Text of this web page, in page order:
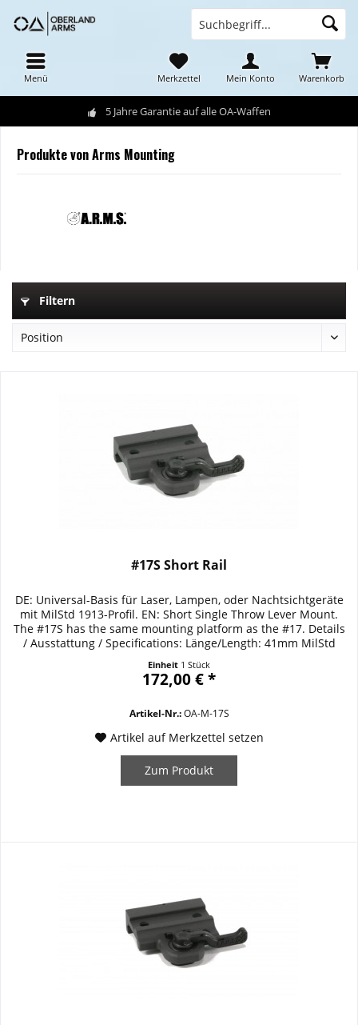
5 Jahre Garantie auf alle OA-Waffen
Menü Warenkorb
Merkzettel Mein Konto
Produkte von Arms Mounting
Filtern
#17S Short Rail
DE: Universal-Basis für Laser, Lampen, oder Nachtsichtgeräte
mit MilStd 1913-Profil. EN: Short Single Throw Lever Mount.
The #17S has the same mounting platform as the #17. Details
/ Ausstattung / Specifications: Länge/Length: 41mm MilStd
Einheit 1 Stück
172,00 € *
Artikel-Nr.:OA-M-17S
Artikel auf Merkzettel setzen
Zum Produkt